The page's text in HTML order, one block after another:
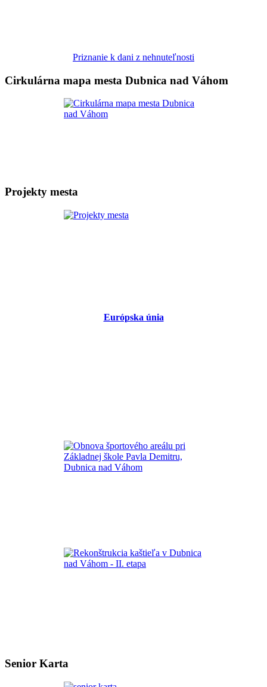
Priznanie k dani z nehnuteľnosti
Cirkulárna mapa mesta Dubnica nad Váhom
Projekty mesta
Európska únia
Senior Karta